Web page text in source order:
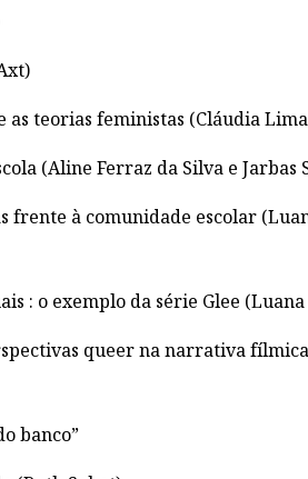
teorias feministas (Cláudia
(Aline Ferraz da Silva e Jarbas
frente à comunidade escolar
: o exemplo da série Glee
queer na narrativa
banco”